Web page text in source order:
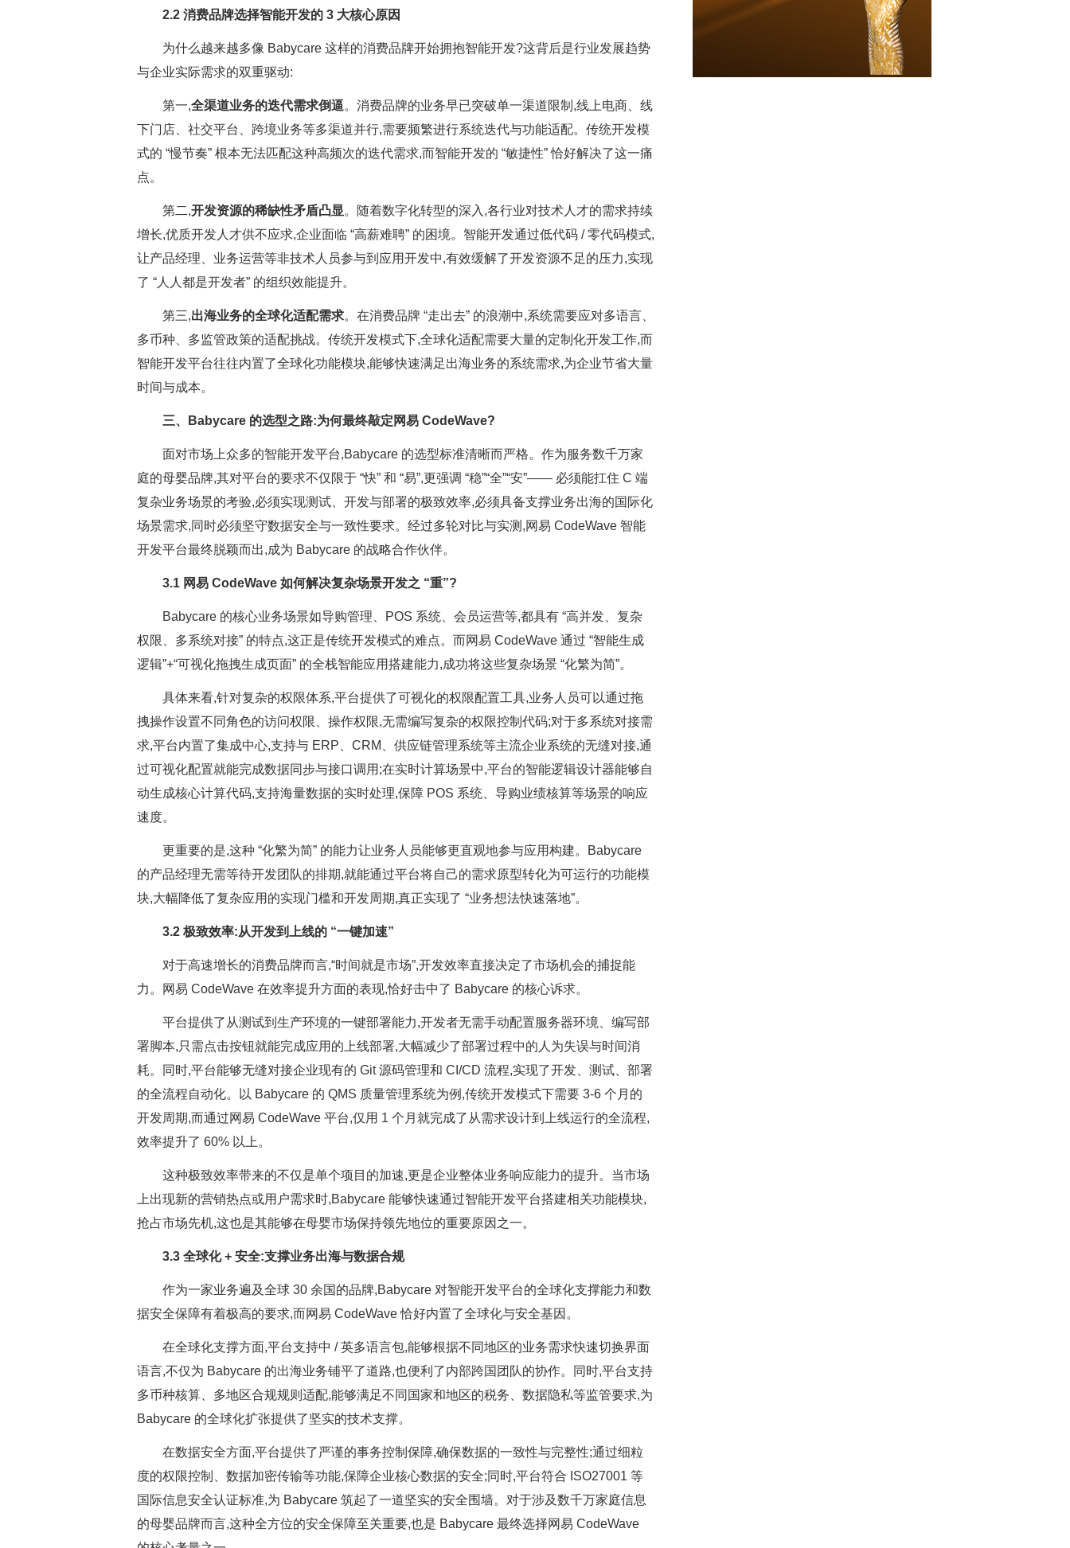
2.2 消费品牌选择智能开发的 3 大核心原因
为什么越来越多像 Babycare 这样的消费品牌开始拥抱智能开发?这背后是行业发展趋势
与企业实际需求的双重驱动:
第一,全渠道业务的迭代需求倒逼。消费品牌的业务早已突破单一渠道限制,线上电商、线
下门店、社交平台、跨境业务等多渠道并行,需要频繁进行系统迭代与功能适配。传统开发模
式的 “慢节奏” 根本无法匹配这种高频次的迭代需求,而智能开发的 “敏捷性” 恰好解决了这一痛
点。
第二,开发资源的稀缺性矛盾凸显。随着数字化转型的深入,各行业对技术人才的需求持续
增长,优质开发人才供不应求,企业面临 “高薪难聘” 的困境。智能开发通过低代码 / 零代码模式,
让产品经理、业务运营等非技术人员参与到应用开发中,有效缓解了开发资源不足的压力,实现
了 “人人都是开发者” 的组织效能提升。
第三,出海业务的全球化适配需求。在消费品牌 “走出去” 的浪潮中,系统需要应对多语言、
多币种、多监管政策的适配挑战。传统开发模式下,全球化适配需要大量的定制化开发工作,而
智能开发平台往往内置了全球化功能模块,能够快速满足出海业务的系统需求,为企业节省大量
时间与成本。
三、Babycare 的选型之路:为何最终敲定网易 CodeWave?
面对市场上众多的智能开发平台,Babycare 的选型标准清晰而严格。作为服务数千万家
庭的母婴品牌,其对平台的要求不仅限于 “快” 和 “易”,更强调 “稳”“全”“安”—— 必须能扛住 C 端
复杂业务场景的考验,必须实现测试、开发与部署的极致效率,必须具备支撑业务出海的国际化
场景需求,同时必须坚守数据安全与一致性要求。经过多轮对比与实测,网易 CodeWave 智能
开发平台最终脱颖而出,成为 Babycare 的战略合作伙伴。
3.1 网易 CodeWave 如何解决复杂场景开发之 “重”?
Babycare 的核心业务场景如导购管理、POS 系统、会员运营等,都具有 “高并发、复杂
权限、多系统对接” 的特点,这正是传统开发模式的难点。而网易 CodeWave 通过 “智能生成
逻辑”+“可视化拖拽生成页面” 的全栈智能应用搭建能力,成功将这些复杂场景 “化繁为简”。
具体来看,针对复杂的权限体系,平台提供了可视化的权限配置工具,业务人员可以通过拖
拽操作设置不同角色的访问权限、操作权限,无需编写复杂的权限控制代码;对于多系统对接需
求,平台内置了集成中心,支持与 ERP、CRM、供应链管理系统等主流企业系统的无缝对接,通
过可视化配置就能完成数据同步与接口调用;在实时计算场景中,平台的智能逻辑设计器能够自
动生成核心计算代码,支持海量数据的实时处理,保障 POS 系统、导购业绩核算等场景的响应
速度。
更重要的是,这种 “化繁为简” 的能力让业务人员能够更直观地参与应用构建。Babycare
的产品经理无需等待开发团队的排期,就能通过平台将自己的需求原型转化为可运行的功能模
块,大幅降低了复杂应用的实现门槛和开发周期,真正实现了 “业务想法快速落地”。
3.2 极致效率:从开发到上线的 “一键加速”
对于高速增长的消费品牌而言,“时间就是市场”,开发效率直接决定了市场机会的捕捉能
力。网易 CodeWave 在效率提升方面的表现,恰好击中了 Babycare 的核心诉求。
平台提供了从测试到生产环境的一键部署能力,开发者无需手动配置服务器环境、编写部
署脚本,只需点击按钮就能完成应用的上线部署,大幅减少了部署过程中的人为失误与时间消
耗。同时,平台能够无缝对接企业现有的 Git 源码管理和 CI/CD 流程,实现了开发、测试、部署
的全流程自动化。以 Babycare 的 QMS 质量管理系统为例,传统开发模式下需要 3-6 个月的
开发周期,而通过网易 CodeWave 平台,仅用 1 个月就完成了从需求设计到上线运行的全流程,
效率提升了 60% 以上。
这种极致效率带来的不仅是单个项目的加速,更是企业整体业务响应能力的提升。当市场
上出现新的营销热点或用户需求时,Babycare 能够快速通过智能开发平台搭建相关功能模块,
抢占市场先机,这也是其能够在母婴市场保持领先地位的重要原因之一。
3.3 全球化 + 安全:支撑业务出海与数据合规
作为一家业务遍及全球 30 余国的品牌,Babycare 对智能开发平台的全球化支撑能力和数
据安全保障有着极高的要求,而网易 CodeWave 恰好内置了全球化与安全基因。
在全球化支撑方面,平台支持中 / 英多语言包,能够根据不同地区的业务需求快速切换界面
语言,不仅为 Babycare 的出海业务铺平了道路,也便利了内部跨国团队的协作。同时,平台支持
多币种核算、多地区合规规则适配,能够满足不同国家和地区的税务、数据隐私等监管要求,为
Babycare 的全球化扩张提供了坚实的技术支撑。
在数据安全方面,平台提供了严谨的事务控制保障,确保数据的一致性与完整性;通过细粒
度的权限控制、数据加密传输等功能,保障企业核心数据的安全;同时,平台符合 ISO27001 等
国际信息安全认证标准,为 Babycare 筑起了一道坚实的安全围墙。对于涉及数千万家庭信息
的母婴品牌而言,这种全方位的安全保障至关重要,也是 Babycare 最终选择网易 CodeWave